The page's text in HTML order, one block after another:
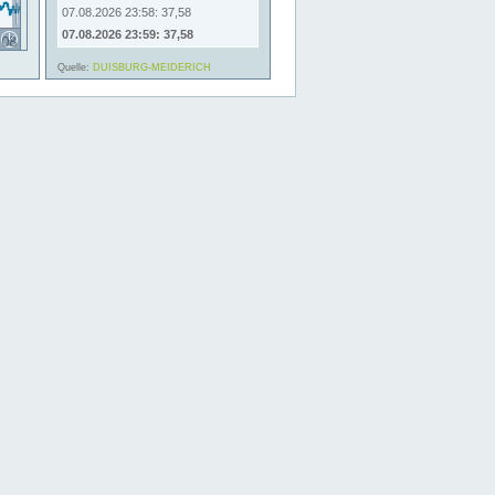
07.08.2026 23:58: 37,58
07.08.2026 23:59: 37,58
Quelle: DUISBURG-MEIDERICH